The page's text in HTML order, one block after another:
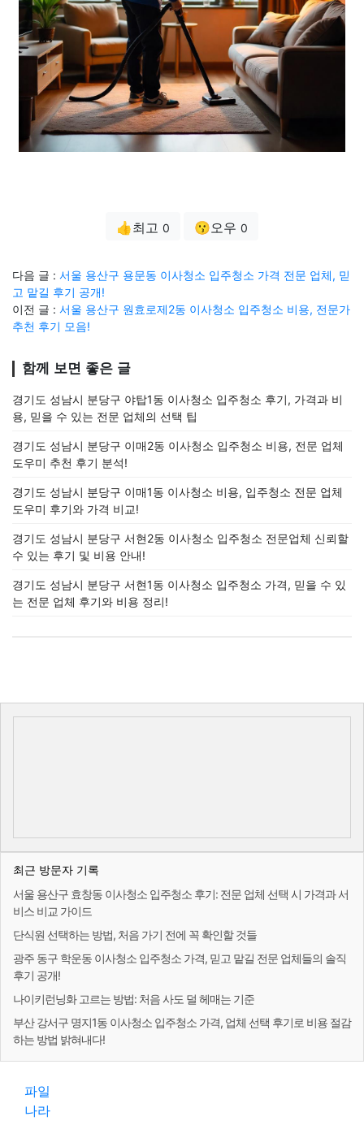
👍최고 0 😗오우 0
다음 글 : 서울 용산구 용문동 이사청소 입주청소 가격 전문 업체, 믿
고 맡길 후기 공개!
이전 글 : 서울 용산구 원효로제2동 이사청소 입주청소 비용, 전문가
추천 후기 모음!
함께 보면 좋은 글
경기도 성남시 분당구 야탑1동 이사청소 입주청소 후기, 가격과 비
용, 믿을 수 있는 전문 업체의 선택 팁
경기도 성남시 분당구 이매2동 이사청소 입주청소 비용, 전문 업체
도우미 추천 후기 분석!
경기도 성남시 분당구 이매1동 이사청소 비용, 입주청소 전문 업체
도우미 후기와 가격 비교!
경기도 성남시 분당구 서현2동 이사청소 입주청소 전문업체 신뢰할
수 있는 후기 및 비용 안내!
경기도 성남시 분당구 서현1동 이사청소 입주청소 가격, 믿을 수 있
는 전문 업체 후기와 비용 정리!
최근 방문자 기록
서울 용산구 효창동 이사청소 입주청소 후기: 전문 업체 선택 시 가격과 서
비스 비교 가이드
단식원 선택하는 방법, 처음 가기 전에 꼭 확인할 것들
광주 동구 학운동 이사청소 입주청소 가격, 믿고 맡길 전문 업체들의 솔직
후기 공개!
나이키런닝화 고르는 방법: 처음 사도 덜 헤매는 기준
부산 강서구 명지1동 이사청소 입주청소 가격, 업체 선택 후기로 비용 절감
하는 방법 밝혀내다!
파일
나라